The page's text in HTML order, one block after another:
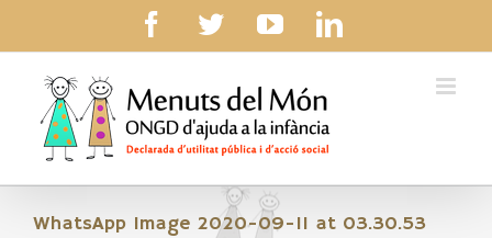
content
facebook
twitteryoutubelinkedin
WhatsApp Image 2020-09-11 at 03.30.53